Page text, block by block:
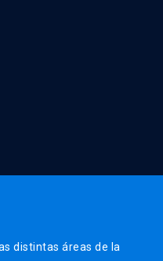
distintas áreas de la